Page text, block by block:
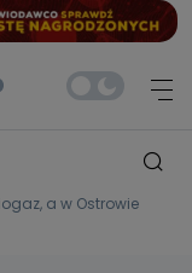
a w Ostrowie